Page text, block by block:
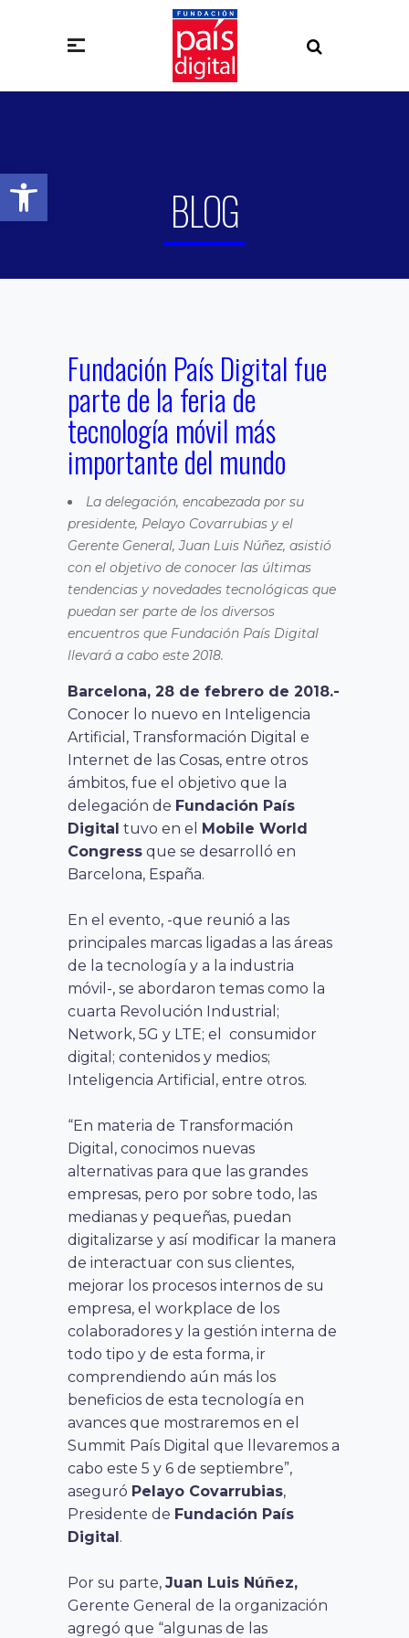
Abrir barra de herramientas
BLOG
Fundación País Digital fue
parte de la feria de
tecnología móvil más
importante del mundo
La delegación, encabezada por su
presidente, Pelayo Covarrubias y el
Gerente General, Juan Luis Núñez, asistió
con el objetivo de conocer las últimas
tendencias y novedades tecnológicas que
puedan ser parte de los diversos
encuentros que Fundación País Digital
llevará a cabo este 2018.
Barcelona, 28 de febrero de 2018.-
Conocer lo nuevo en Inteligencia
Artificial, Transformación Digital e
Internet de las Cosas, entre otros
ámbitos, fue el objetivo que la
delegación de Fundación País
Digital tuvo en el Mobile World
Congress que se desarrolló en
Barcelona, España.
En el evento, -que reunió a las
principales marcas ligadas a las áreas
de la tecnología y a la industria
móvil-, se abordaron temas como la
cuarta Revolución Industrial;
Network, 5G y LTE; el consumidor
digital; contenidos y medios;
Inteligencia Artificial, entre otros.
“En materia de Transformación
Digital, conocimos nuevas
alternativas para que las grandes
empresas, pero por sobre todo, las
medianas y pequeñas, puedan
digitalizarse y así modificar la manera
de interactuar con sus clientes,
mejorar los procesos internos de su
empresa, el workplace de los
colaboradores y la gestión interna de
todo tipo y de esta forma, ir
comprendiendo aún más los
beneficios de esta tecnología en
avances que mostraremos en el
Summit País Digital que llevaremos a
cabo este 5 y 6 de septiembre”,
aseguró Pelayo Covarrubias,
Presidente de Fundación País
Digital.
Por su parte, Juan Luis Núñez,
Gerente General de la organización
agregó que “algunas de las